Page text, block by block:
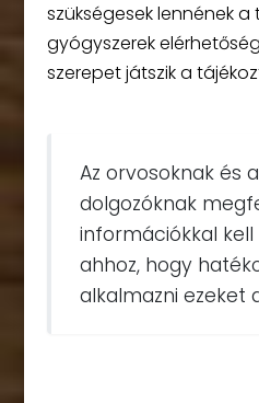
szükségesek lennének a
gyógyszerek
szerepet játszik a
Az orvosoknak és
dolgozóknak
információkkal kell
ahhoz, hogy
alkalmazni ezeket